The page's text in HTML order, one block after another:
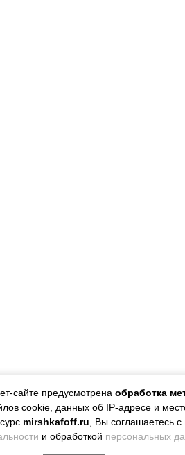
сайте предусмотрена обработка
cookie, данных об IP-адресе и
mirshkafoff.ru , Вы соглашаетесь с
и обработкой персональных